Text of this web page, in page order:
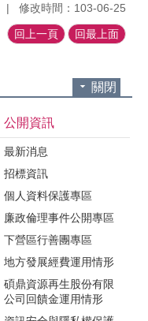
修改時間：103-06-25
回上一頁 回最上面
關閉
公開資訊
最新消息
招標資訊
個人資料保護專區
廉政倫理事件公開專區
下營區行善團專區
地方發展經費運用情形
碩鼎資源再生股份有限
公司回饋金運用情形